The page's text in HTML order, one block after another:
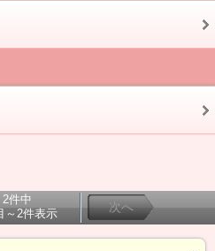
2件中
～2件表示
次へ